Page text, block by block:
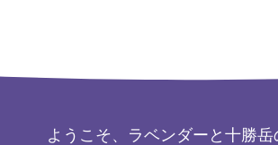
ようこそ、ラベンダーと十勝岳